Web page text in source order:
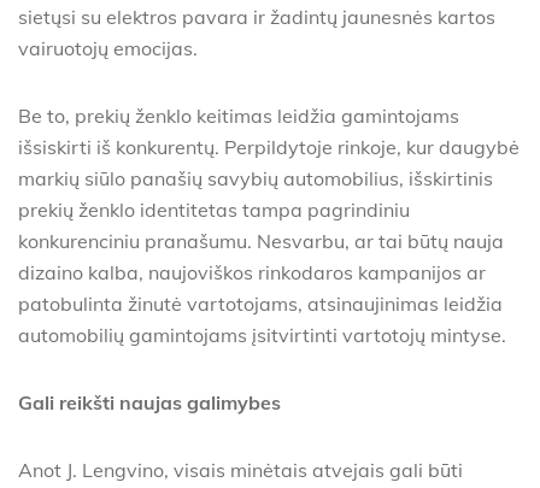
sietųsi su elektros pavara ir žadintų jaunesnės kartos
vairuotojų emocijas.
Be to, prekių ženklo keitimas leidžia gamintojams
išsiskirti iš konkurentų. Perpildytoje rinkoje, kur daugybė
markių siūlo panašių savybių automobilius, išskirtinis
prekių ženklo identitetas tampa pagrindiniu
konkurenciniu pranašumu. Nesvarbu, ar tai būtų nauja
dizaino kalba, naujoviškos rinkodaros kampanijos ar
patobulinta žinutė vartotojams, atsinaujinimas leidžia
automobilių gamintojams įsitvirtinti vartotojų mintyse.
Gali reikšti naujas galimybes
Anot J. Lengvino, visais minėtais atvejais gali būti